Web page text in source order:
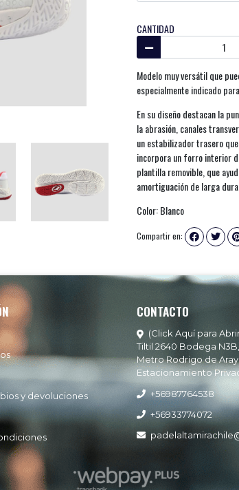
CANTIDAD
Modelo muy versátil que
especialmente indicado
En su diseño destacan la
la abrasión, canales
un estabilizador trasero
incorpora un forro interior
plantilla removible, que
amortiguación de larga
Color: Blanco
Compartir en:
y devoluciones
CONTACTO
(Click Aquí para
Tiltil 2640 Bodega
Metro Rodrigo de
Estacionamiento
+56987764538
+56933774072